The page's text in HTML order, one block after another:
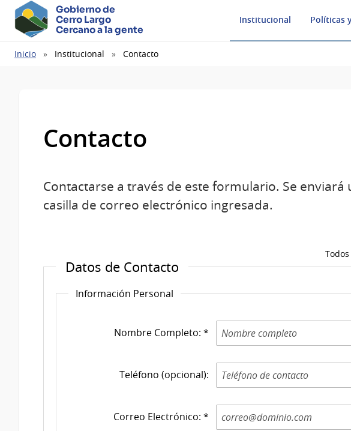
Gobierno de
Cerro Largo
Cercano a la gente
Institucional Políticas
Ruta
Inicio Institucional Contacto
Contacto
Contactarse a través de este formulario. Se enviará
casilla de correo electrónico ingresada.
Datos de Contacto
Información Personal
Nombre Completo: *
Teléfono (opcional):
Correo Electrónico: *